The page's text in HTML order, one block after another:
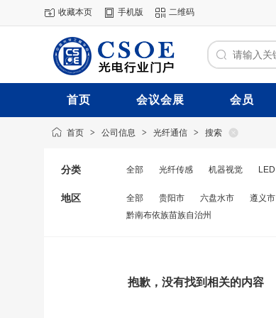
收藏本页 手机版 二维码
首页 会议会展 会员
首页 > 公司信息 > 光纤通信 > 搜索
分类 全部 光纤传感 机器视觉 LED
地区 全部 贵阳市 六盘水市 遵义市
黔南布依族苗族自治州
抱歉，没有找到相关的内容